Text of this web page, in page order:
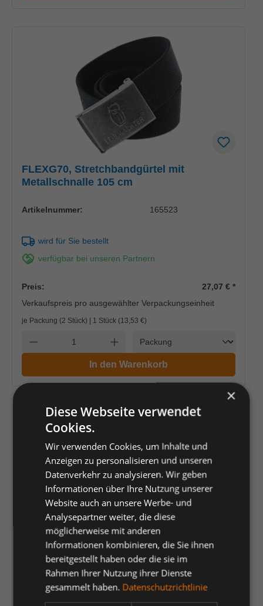
FLEXG70, Stretchbandgürtel mit
Metallschnalle 105 cm
Artikelnummer: 165523
wird für Sie bestellt
verfügbar bei unseren Partnern
Preis: 27,07 €*
Verkaufspreis pro ausgewählter Verpackungseinheit
je Packung (2 Stück) | 1 Stück (13,53 €)
Anzahl verringern Anzahl erhöhen
In den Warenkorb
FLEXG05, Stretchbandgürtel mit
Kunststoffschnalle 125 cm
Artikelnummer: 157136
×
Diese Webseite verwendet
Cookies.
Wir verwenden Cookies, um Inhalte und
Anzeigen zu personalisieren und unseren
Datenverkehr zu analysieren. Wir geben
Informationen über Ihre Nutzung unserer
Website auch an unsere Werbe- und
Analysepartner weiter, die diese
möglicherweise mit anderen
Informationen kombinieren, die Sie ihnen
bereitgestellt haben oder die sie im
Rahmen Ihrer Nutzung ihrer Dienste
gesammelt haben. Datenschutzrichtlinie